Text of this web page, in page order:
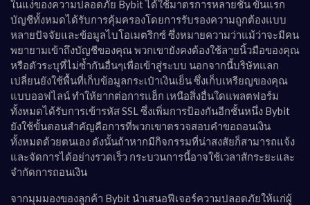
ในแง่ของความปลอดภัย Bybit ได้ใช้มาตรการหลายชั้น ขั้นแรก
บัญชีทั้งหมดได้รับการคุ้มครองโดยการรับรองความถูกต้องแบบ
หลายปัจจัยและข้อมูลไบโอเมตริกซ์ ซึ่งหมายความว่าแม้ว่าจะมีคน
พยายามเข้าถึงบัญชีของคุณ พวกเขายังคงต้องใช้ลายนิ้วมือของคุณ
หรือตัวระบุที่ไม่ซ้ำกันอื่นๆเพื่อเข้าสู่ระบบ นอกจากนี้บริษัทแลก
เปลี่ยนยังใช้พื้นที่เก็บข้อมูลกระเป๋าเงินเย็น ซึ่งเก็บเหรียญของคุณ
แบบออฟไลน์ ทำให้ยากต่อการแฮ็ก เหนือสิ่งอื่นใดแพลตฟอร์ม
ทั้งหมดได้รับการเข้ารหัส SSL ซึ่งเพิ่มการป้องกันอีกชั้นหนึ่ง Bybit
ยังใช้ขั้นตอนสำคัญคือการที่พวกเขาตรวจสอบคำขอถอนเงิน
ทั้งหมดด้วยตนเอง ดังนั้นถ้าหากมีกิจกรรมที่น่าสงสัยก็สามารถแจ้ง
และจัดการได้อย่างรวดเร็ว กระบวนการนี้อาจใช้เวลาสักระยะและ
จำกัดการถอนเงิน
จากมุมมองของลูกค้า Bybit นำเสนอฟีเจอร์ความปลอดภัยให้แก่ผู้